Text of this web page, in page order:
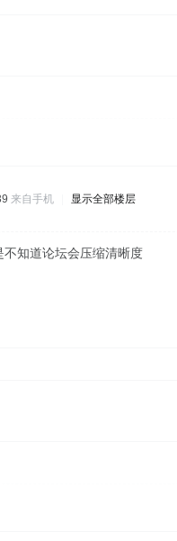
来自手机 显示全部楼层
不知道论坛会压缩清晰度